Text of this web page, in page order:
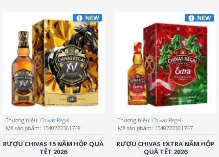
NEW
Thương hiệu: Chivas Regal
Mã sản phẩm: 1540722361748
RƯỢU CHIVAS 15 NĂM HỘP QUÀ
TẾT 2026
NEW
Thương hiệu: Chivas Regal
Mã sản phẩm: 1540722361747
RƯỢU CHIVAS EXTRA NĂM HỘP
QUÀ TẾT 2026